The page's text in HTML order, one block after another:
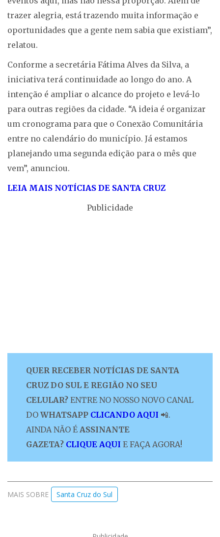
trazer alegria, está trazendo muita informação e
oportunidades que a gente nem sabia que existiam”,
relatou.
Conforme a secretária Fátima Alves da Silva, a
iniciativa terá continuidade ao longo do ano. A
intenção é ampliar o alcance do projeto e levá-lo
para outras regiões da cidade. “A ideia é organizar
um cronograma para que o Conexão Comunitária
entre no calendário do município. Já estamos
planejando uma segunda edição para o mês que
vem”, anunciou.
LEIA MAIS NOTÍCIAS DE SANTA CRUZ
Publicidade
QUER RECEBER NOTÍCIAS DE SANTA
CRUZ DO SUL E REGIÃO NO SEU
CELULAR? ENTRE NO NOSSO NOVO CANAL
DO WHATSAPP CLICANDO AQUI 📲.
AINDA NÃO É ASSINANTE
GAZETA? CLIQUE AQUI E FAÇA AGORA!
MAIS SOBRE Santa Cruz do Sul